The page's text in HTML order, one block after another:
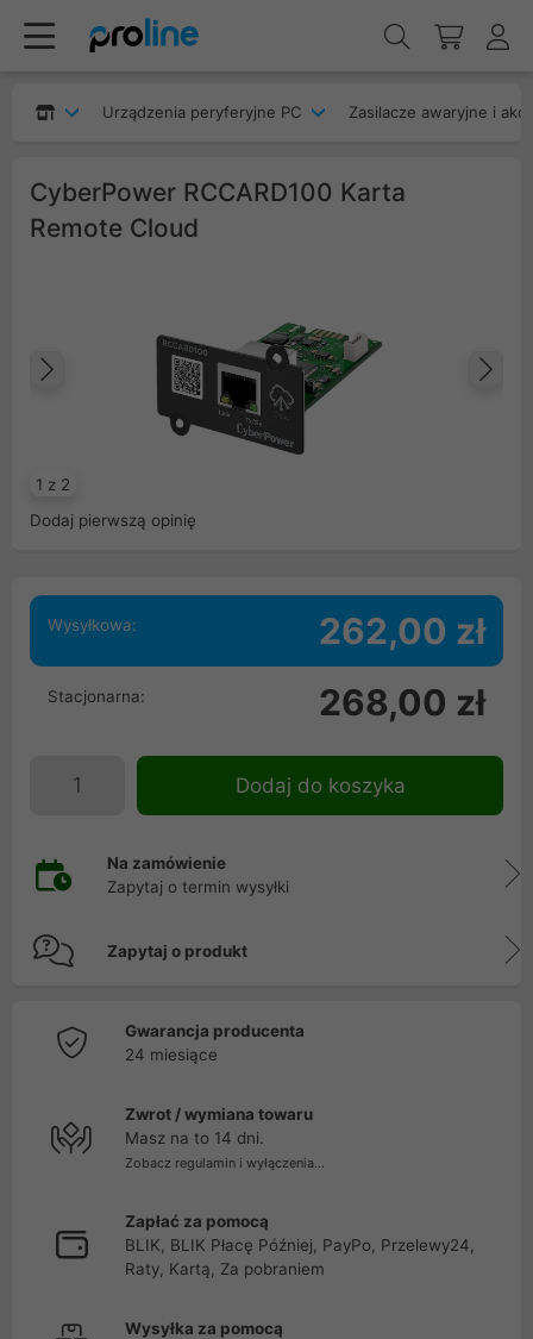
Urządzenia peryferyjne PC Zasilacze awaryjne i
CyberPower RCCARD100 Karta
Remote Cloud
1 z 2
Poprzedni
Dodaj pierwszą opinię
Wysyłkowa: 262,00 zł
Stacjonarna: 268,00 zł
Dodaj do koszyka
Na zamówienie
Zapytaj o termin wysyłki
Zapytaj o produkt
Gwarancja producenta
24 miesiące
Zwrot / wymiana towaru
Masz na to 14 dni.
Zobacz regulamin i wyłączenia...
Zapłać za pomocą
BLIK, BLIK Płacę Później, PayPo, Przelewy24,
Raty, Kartą, Za pobraniem
Wysyłka za pomocą